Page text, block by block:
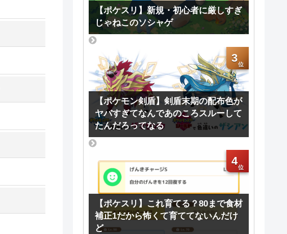
【ポケスリ】新規・初心者に厳しすぎ
じゃねこのソシャゲ
3
【ポケモン剣盾】剣盾末期の配布色が
ヤバすぎてなんであのころスルーして
たんだろってなる
4
【ポケスリ】これ育てる？80まで食材
補正1だから怖くて育ててないんだけ
ど